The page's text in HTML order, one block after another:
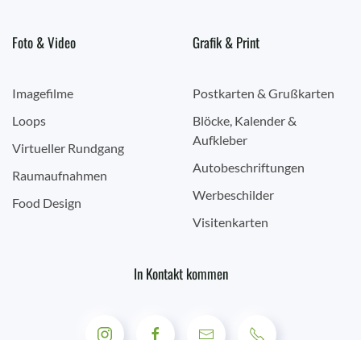
Foto & Video
Imagefilme
Loops
Virtueller Rundgang
Raumaufnahmen
Food Design
Grafik & Print
Postkarten & Grußkarten
Blöcke, Kalender &
Aufkleber
Autobeschriftungen
Werbeschilder
Visitenkarten
In Kontakt kommen